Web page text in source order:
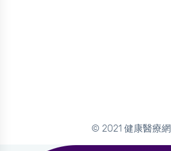
© 2021 健康醫療網